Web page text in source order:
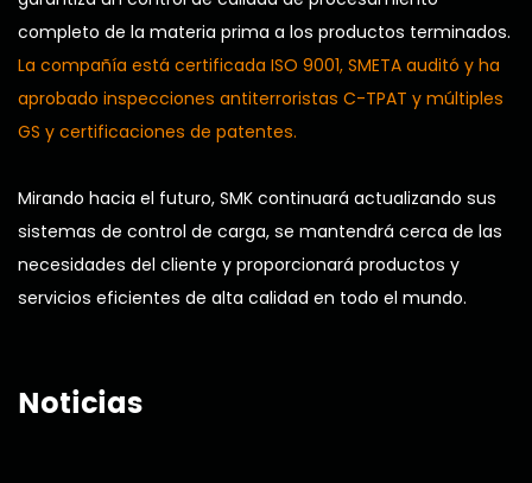
completo de la materia prima a los productos terminados.
La compañía está certificada ISO 9001, SMETA auditó y ha
aprobado inspecciones antiterroristas C-TPAT y múltiples
GS y certificaciones de patentes.
Mirando hacia el futuro, SMK continuará actualizando sus
sistemas de control de carga, se mantendrá cerca de las
necesidades del cliente y proporcionará productos y
servicios eficientes de alta calidad en todo el mundo.
Noticias